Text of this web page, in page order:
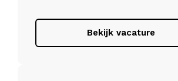
Bekijk vacature